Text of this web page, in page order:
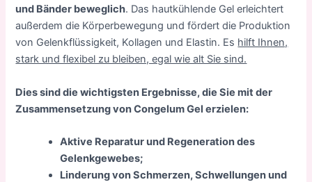
und Bänder beweglich. Das hautkühlende Gel erleichtert
außerdem die Körperbewegung und fördert die Produktion
von Gelenkflüssigkeit, Kollagen und Elastin. Es hilft Ihnen,
stark und flexibel zu bleiben, egal wie alt Sie sind.
Dies sind die wichtigsten Ergebnisse, die Sie mit der
Zusammensetzung von Congelum Gel erzielen:
Aktive Reparatur und Regeneration des
Gelenkgewebes;
Linderung von Schmerzen, Schwellungen und